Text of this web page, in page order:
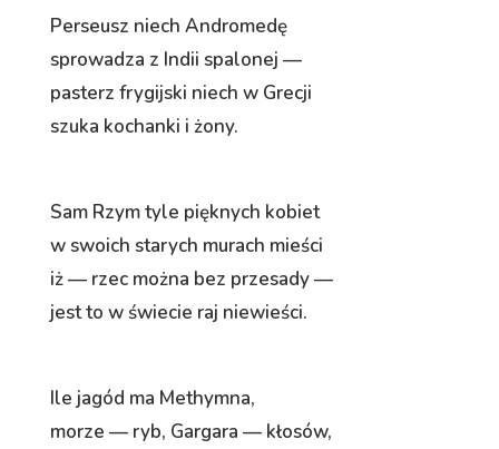
Perseusz niech Andromedę
sprowadza z Indii spalonej —
pasterz frygijski niech w Grecji
szuka kochanki i żony.
Sam Rzym tyle pięknych kobiet
w swoich starych murach mieści
iż — rzec można bez przesady —
jest to w świecie raj niewieści.
Ile jagód ma Methymna,
morze — ryb, Gargara — kłosów,